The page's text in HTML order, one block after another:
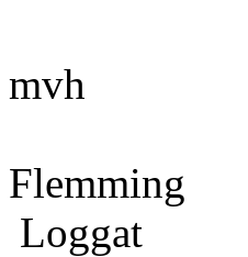
mvh
Flemming
Loggat